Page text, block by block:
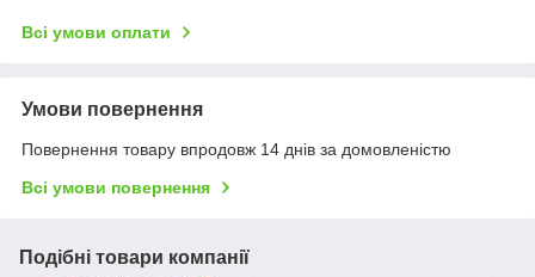
Всі умови оплати
Умови повернення
Повернення товару впродовж 14 днів за домовленістю
Всі умови повернення
Подібні товари компанії